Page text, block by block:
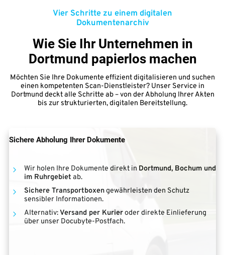
Vier Schritte zu einem digitalen
Dokumentenarchiv
Wie Sie Ihr Unternehmen in
Dortmund papierlos machen
Möchten Sie Ihre Dokumente effizient digitalisieren und suchen
einen kompetenten Scan-Dienstleister? Unser Service in
Dortmund deckt alle Schritte ab – von der Abholung Ihrer Akten
bis zur strukturierten, digitalen Bereitstellung.
Sichere Abholung Ihrer Dokumente
Wir holen Ihre Dokumente direkt in Dortmund, Bochum und
im Ruhrgebiet ab.
Sichere Transportboxengewährleisten den Schutz
sensibler Informationen.
Alternativ:Versand per Kurieroder direkte Einlieferung
über unser Docubyte-Postfach.